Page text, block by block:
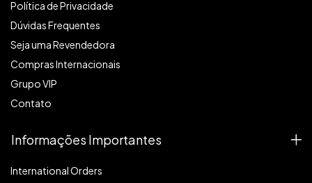
Política de Privacidade
Dúvidas Frequentes
Seja uma Revendedora
Compras Internacionais
Grupo VIP
Contato
Informações Importantes
International Orders